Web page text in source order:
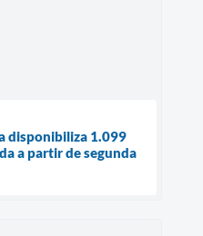
disponibiliza 1.099
a partir de segunda